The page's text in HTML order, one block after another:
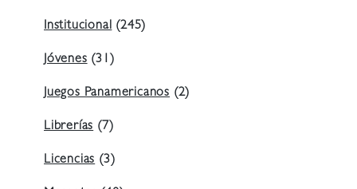
Institucional (245)
Jóvenes (31)
Juegos Panamericanos (2)
Librerías (7)
Licencias (3)